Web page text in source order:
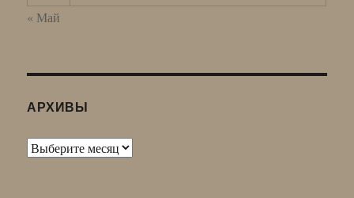
« Май
АРХИВЫ
Архивы